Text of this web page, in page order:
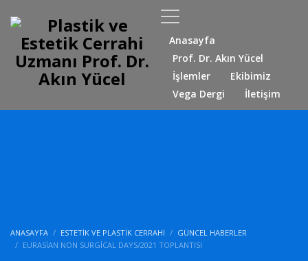
Anasayfa
Prof. Dr. Akın Yücel
İşlemler
Ekibimiz
Vega Dergi
İletişim
ANASAYFA ESTETIK VE PLASTIK CERRAHI
GÜNCEL HABERLER
EURASIAN NON SURGICAL DAYS/2021 TOPLANTISI